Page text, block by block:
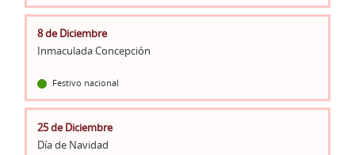
8 de Diciembre
Inmaculada Concepción
Festivo nacional
25 de Diciembre
Día de Navidad